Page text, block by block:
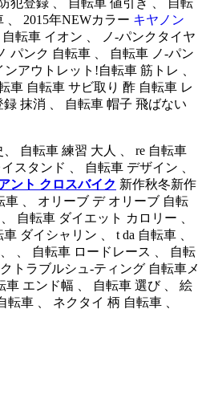
2015年NEWカラー キヤノン
転車 イオン 、 ノ-パンクタイヤ
パンク 自転車 、 自転車 ノ-パン
アウトレット!自転車 筋トレ 、
車 自転車 サビ取り 酢 自転車 レ
抹消 、 自転車 帽子 飛ばない
自転車 練習 大人 、 re 自転車
スタンド 、 自転車 デザイン 、
ント クロスバイク 新作秋冬新作
車 、 オリーブ デ オリーブ 自転
自転車 ダイエット カロリー 、
ダイシャリン 、 t da 自転車 、
、 自転車 ロードレース 、 自転
トラブルシュ-ティング 自転車メ
車 エンド幅 、 自転車 選び 、 絵
転車 、 ネクタイ 柄 自転車 、